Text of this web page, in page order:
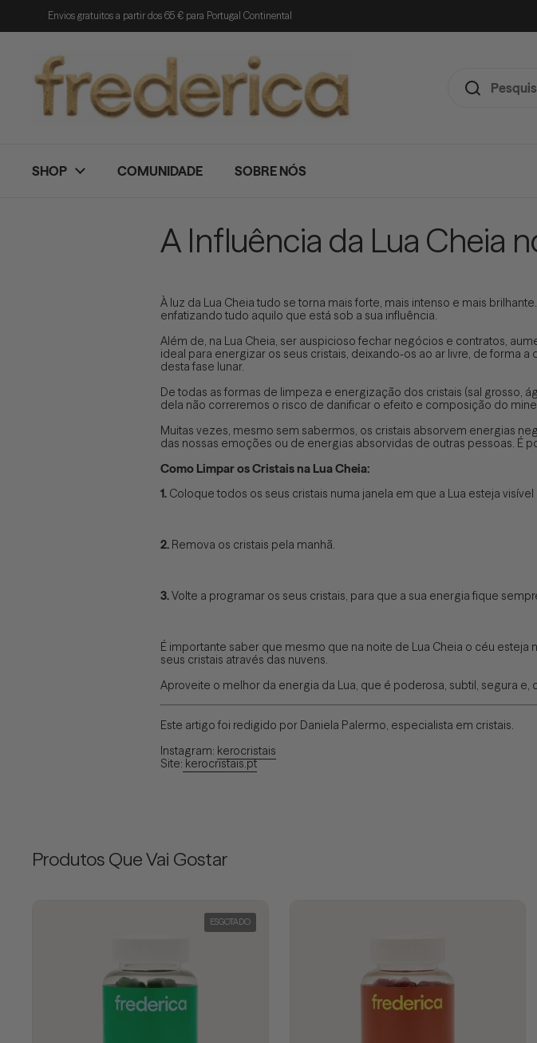
Envios gratuitos a partir dos 65 € para Portugal Continental
SHOP COMUNIDADE SOBRE NÓS
A Influência da Lua Cheia
À luz da Lua Cheia tudo se torna mais forte, mais intenso e mais
enfatizando tudo aquilo que está sob a sua influência.
Além de, na Lua Cheia, ser auspicioso fechar negócios e contratos,
ideal para energizar os seus cristais, deixando-os ao ar livre, de forma
desta fase lunar.
De todas as formas de limpeza e energização dos cristais (sal grosso,
dela não correremos o risco de danificar o efeito e composição do
Muitas vezes, mesmo sem sabermos, os cristais absorvem energias
das nossas emoções ou de energias absorvidas de outras pessoas. É
Como Limpar os Cristais na Lua Cheia:
1. Coloque todos os seus cristais numa janela em que a Lua esteja
2. Remova os cristais pela manhã.
3.Volte a programar os seus cristais, para que a sua energia fique
É importante saber que mesmo que na noite de Lua Cheia o céu
seus cristais através das nuvens.
Aproveite o melhor da energia da Lua, que é poderosa, subtil, segura e,
Este artigo foi redigido por Daniela Palermo, especialista em cristais.
Instagram: kerocristais
Site: kerocristais.pt
Produtos Que Vai Gostar
ESGOTADO